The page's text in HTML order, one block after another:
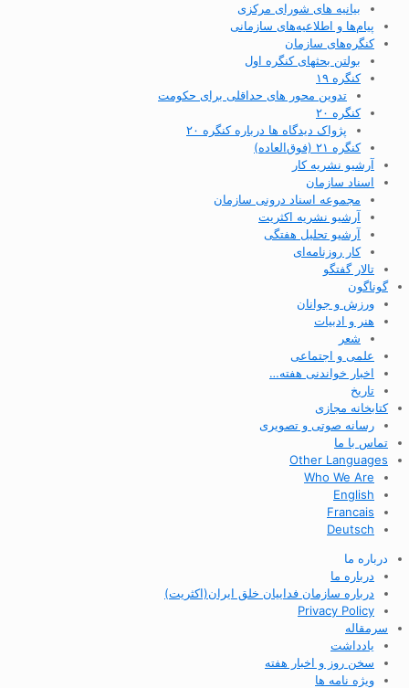
بیانیه های شورای مرکزی
پیام‌ها و اطلاعیه‌های سازمانی
کنگره‌های سازمان
بولتن بحثهای کنگره اول
کنگره ۱۹
تدوین محور های حداقلی برای حکومت
کنگره ۲۰
پژواک دیدگاه ها درباره کنگره ۲۰
کنگره ۲۱ (فوق‌العاده)
آرشیو نشریه کار
اسناد سازمان
مجموعه اسناد درونی سازمان
آرشیو نشریه اکثریت
آرشیو تحلیل هفتگی
کار روزنامه‌ای
تالار گفتگو
گوناگون
ورزش و جوانان
هنر و ادبیات
شعر
علمی و اجتماعی
اخبار خواندنی هفته…
تاریخ
کتابخانه مجازی
رسانه صوتی و تصویری
تماس با ما
Other Languages
Who We Are
English
Francais
Deutsch
درباره ما
درباره ما
درباره سازمان فداییان خلق ایران(اکثریت)
Privacy Policy
سرمقاله
یادداشت
سخن روز و اخبار هفته
ویژه نامه ها